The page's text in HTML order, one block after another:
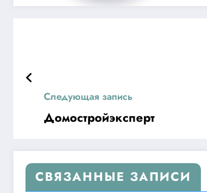
Следующая запись
Домостройэксперт
СВЯЗАННЫЕ ЗАПИСИ